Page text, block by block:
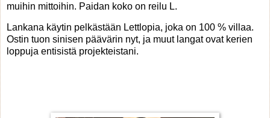
muihin mittoihin. Paidan koko on reilu L.
Lankana käytin pelkästään Lettlopia, joka on 100 % villaa.
Ostin tuon sinisen päävärin nyt, ja muut langat ovat kerien
loppuja entisistä projekteistani.